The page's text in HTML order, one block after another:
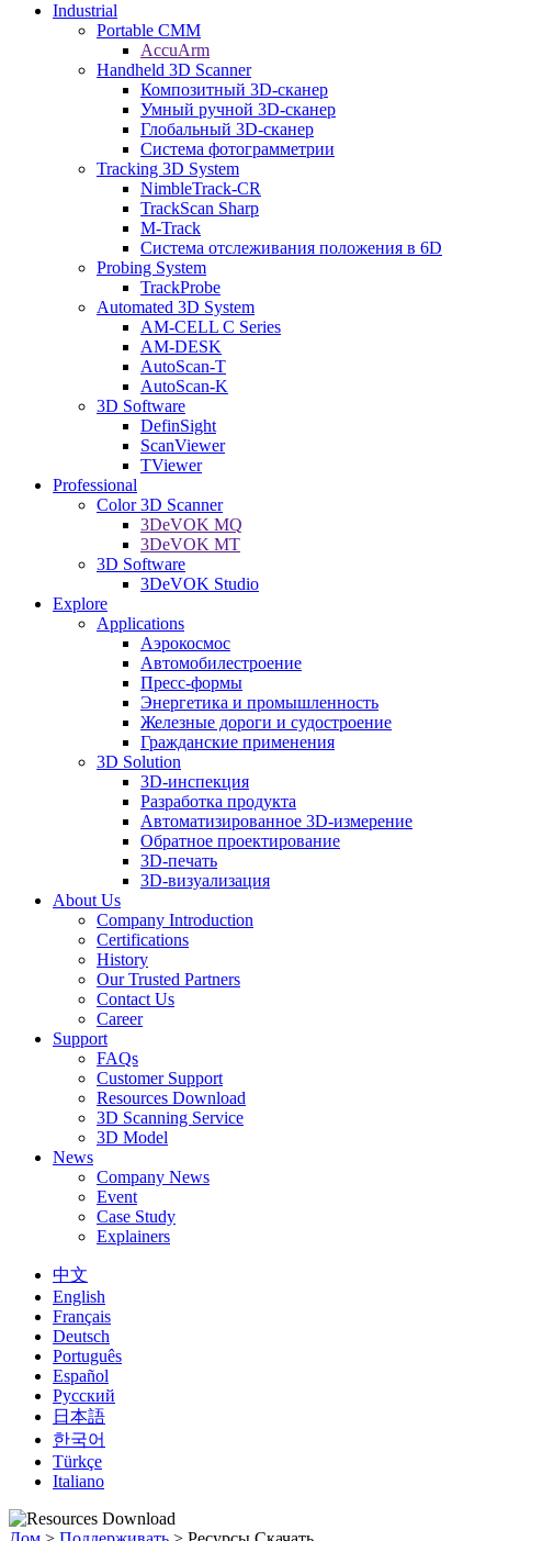
Industrial
Portable CMM
AccuArm
Handheld 3D Scanner
Композитный 3D-сканер
Умный ручной 3D-сканер
Глобальный 3D-сканер
Система фотограмметрии
Tracking 3D System
NimbleTrack-CR
TrackScan Sharp
M-Track
Система отслеживания положения в 6D
Probing System
TrackProbe
Automated 3D System
AM-CELL C Series
AM-DESK
AutoScan-T
AutoScan-K
3D Software
DefinSight
ScanViewer
TViewer
Professional
Color 3D Scanner
3DeVOK MQ
3DeVOK MT
3D Software
3DeVOK Studio
Explore
Applications
Аэрокосмос
Автомобилестроение
Пресс-формы
Энергетика и промышленность
Железные дороги и судостроение
Гражданские применения
3D Solution
3D-инспекция
Разработка продукта
Автоматизированное 3D-измерение
Обратное проектирование
3D-печать
3D-визуализация
About Us
Company Introduction
Certifications
History
Our Trusted Partners
Contact Us
Career
Support
FAQs
Customer Support
Resources Download
3D Scanning Service
3D Model
News
Company News
Event
Case Study
Explainers
中文
English
Français
Deutsch
Português
Español
Русский
日本語
한국어
Türkçe
Italiano